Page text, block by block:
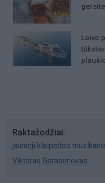
Laive
Raktažodžiai
jaunieji klaipėdos
Viktoras Gerasimovas